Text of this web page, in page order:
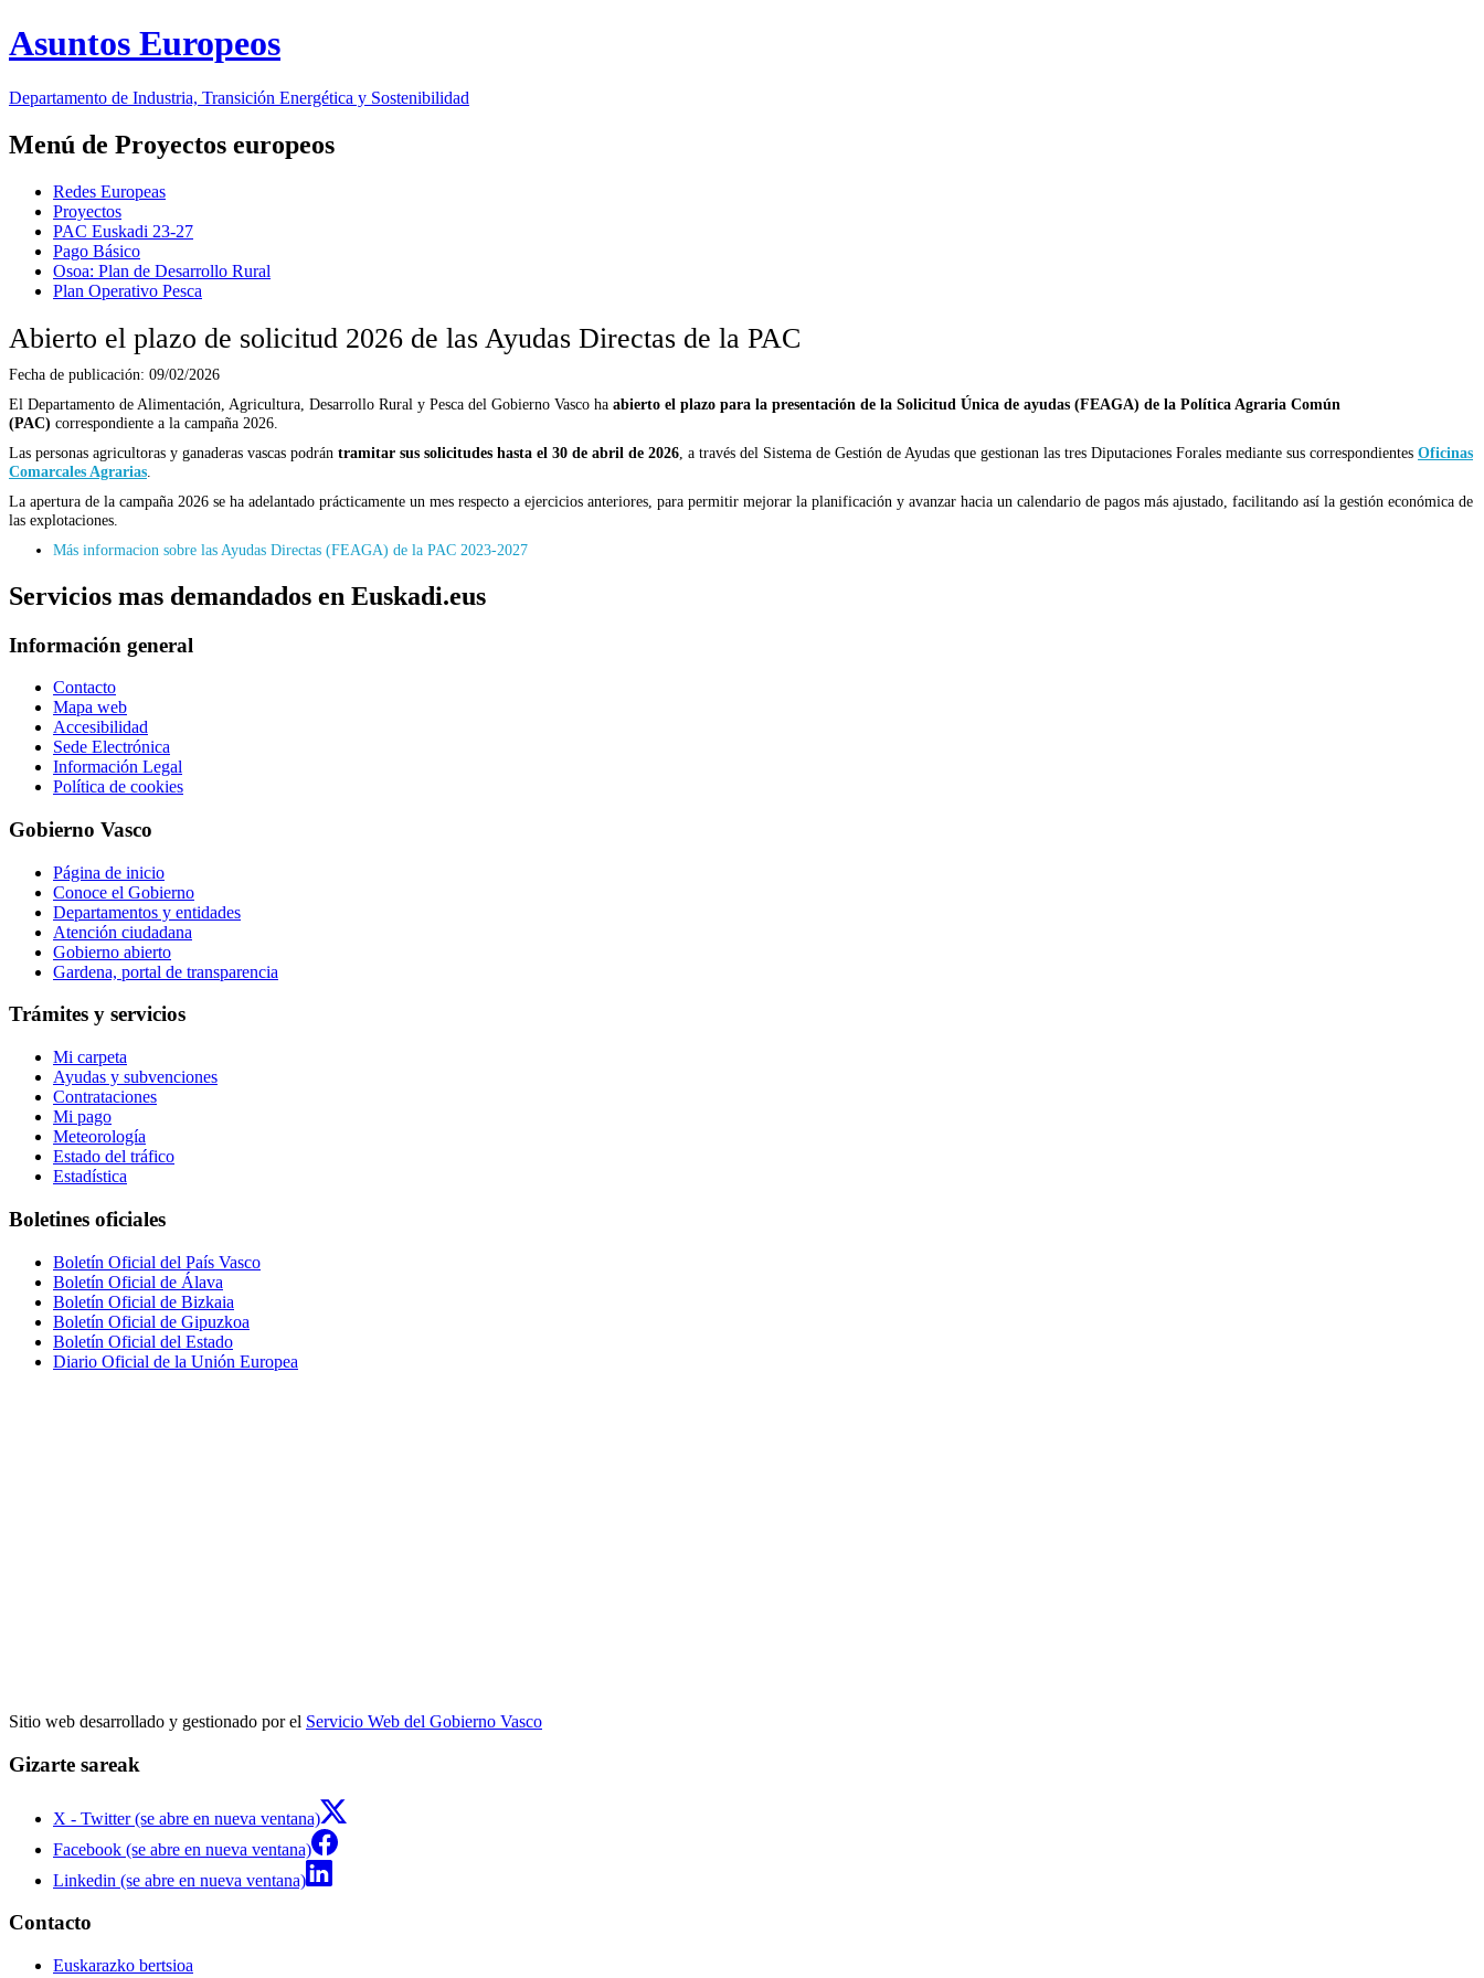
Asuntos Europeos
Departamento de Industria, Transición Energética y Sostenibilidad
Menú de Proyectos europeos
Redes Europeas
Proyectos
PAC Euskadi 23-27
Pago Básico
Osoa: Plan de Desarrollo Rural
Plan Operativo Pesca
Abierto el plazo de solicitud 2026 de las Ayudas Directas de la PAC
Fecha de publicación: 09/02/2026
El Departamento de Alimentación, Agricultura, Desarrollo Rural y Pesca del Gobierno Vasco ha abierto el plazo para la presentación de la Solicitud Única de ayudas (FEAGA) de la Política Agraria Común
(PAC) correspondiente a la campaña 2026.
Las personas agricultoras y ganaderas vascas podrán tramitar sus solicitudes hasta el 30 de abril de 2026 a través del Sistema de Gestión de Ayudas que gestionan las tres Diputaciones Forales mediante sus correspondientes Oficinas
Comarcales Agrarias
La apertura de la campaña 2026 se ha adelantado prácticamente un mes respecto a ejercicios anteriores, para permitir mejorar la planificación y avanzar hacia un calendario de pagos más ajustado, facilitando así la gestión económica de
las explotaciones.
Más informacion sobre las Ayudas Directas (FEAGA) de la PAC 2023-2027
Servicios mas demandados en Euskadi.eus
Información general
Contacto
Mapa web
Accesibilidad
Sede Electrónica
Información Legal
Política de cookies
Gobierno Vasco
Página de inicio
Conoce el Gobierno
Departamentos y entidades
Atención ciudadana
Gobierno abierto
Gardena, portal de transparencia
Trámites y servicios
Mi carpeta
Ayudas y subvenciones
Contrataciones
Mi pago
Meteorología
Estado del tráfico
Estadística
Boletines oficiales
Boletín Oficial del País Vasco
Boletín Oficial de Álava
Boletín Oficial de Bizkaia
Boletín Oficial de Gipuzkoa
Boletín Oficial del Estado
Diario Oficial de la Unión Europea
Sitio web desarrollado y gestionado por el Servicio Web del Gobierno Vasco
Gizarte sareak
X - Twitter (se abre en nueva ventana)
Facebook (se abre en nueva ventana)
Linkedin (se abre en nueva ventana)
Contacto
Euskarazko bertsioa